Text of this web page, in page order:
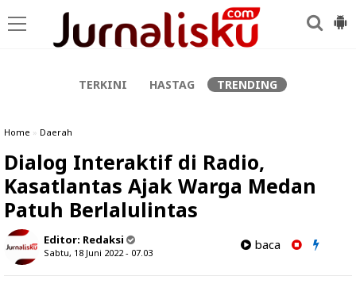
TERKINI HASTAG TRENDING
Home » Daerah
Dialog Interaktif di Radio,
Kasatlantas Ajak Warga Medan
Patuh Berlalulintas
Editor: Redaksi
Sabtu, 18 Juni 2022 - 07.03
baca